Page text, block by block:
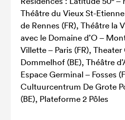
Théâtre du Vieux St-
de Rennes (FR), Théâtre la
avec le Domaine d’O –
Villette – Paris (FR),
Dommelhof (BE), Théâtre
Espace Germinal – Fosses
Cultuurcentrum De Grote
(BE), Plateforme 2 Pôles